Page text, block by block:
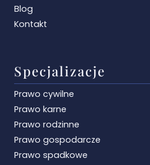
Blog
Kontakt
Specjalizacje
Prawo cywilne
Prawo karne
Prawo rodzinne
Prawo gospodarcze
Prawo spadkowe